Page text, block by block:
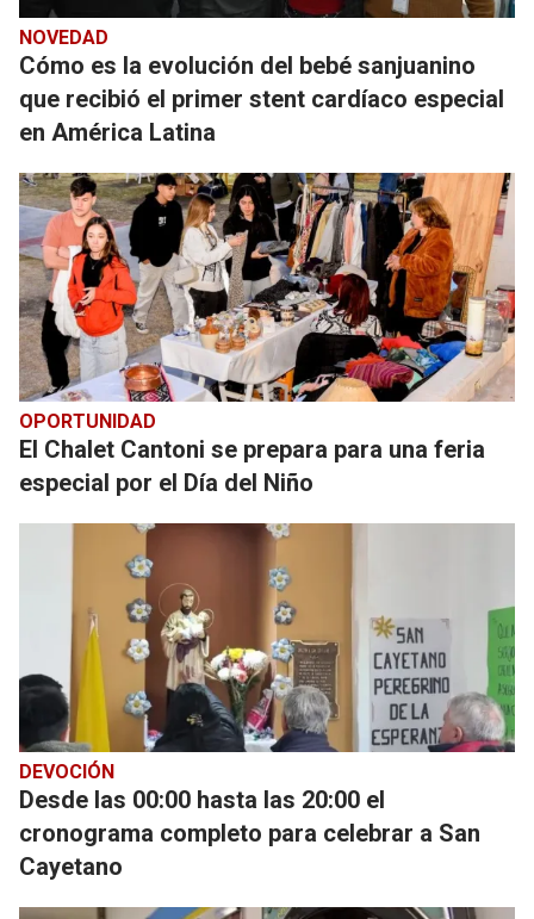
NOVEDAD
Cómo es la evolución del bebé sanjuanino
que recibió el primer stent cardíaco especial
en América Latina
OPORTUNIDAD
El Chalet Cantoni se prepara para una feria
especial por el Día del Niño
DEVOCIÓN
Desde las 00:00 hasta las 20:00 el
cronograma completo para celebrar a San
Cayetano